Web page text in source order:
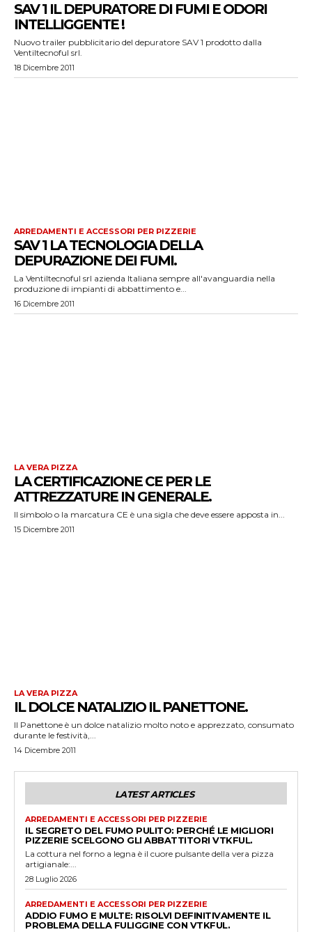
SAV 1 IL DEPURATORE DI FUMI E ODORI
INTELLIGGENTE !
Nuovo trailer pubblicitario del depuratore SAV 1 prodotto dalla
18 Dicembre 2011
ARREDAMENTI E ACCESSORI PER PIZZERIE
SAV 1 LA TECNOLOGIA DELLA
DEPURAZIONE DEI FUMI.
La Ventiltecnoful srl azienda Italiana sempre all'avanguardia nella
produzione di impianti di abbattimento e...
16 Dicembre 2011
LA VERA PIZZA
LA CERTIFICAZIONE CE PER LE
ATTREZZATURE IN GENERALE.
Il simbolo o la marcatura CE è una sigla che deve essere apposta in...
15 Dicembre 2011
LA VERA PIZZA
IL DOLCE NATALIZIO IL PANETTONE.
Il Panettone è un dolce natalizio molto noto e apprezzato, consumato
durante le festività,...
14 Dicembre 2011
LATEST ARTICLES
ARREDAMENTI E ACCESSORI PER PIZZERIE
IL SEGRETO DEL FUMO PULITO: PERCHÉ LE MIGLIORI
PIZZERIE SCELGONO GLI ABBATTITORI VTKFUL.
La cottura nel forno a legna è il cuore pulsante della vera pizza
artigianale:...
28 Luglio 2026
ARREDAMENTI E ACCESSORI PER PIZZERIE
ADDIO FUMO E MULTE: RISOLVI DEFINITIVAMENTE IL
PROBLEMA DELLA FULIGGINE CON VTKFUL.